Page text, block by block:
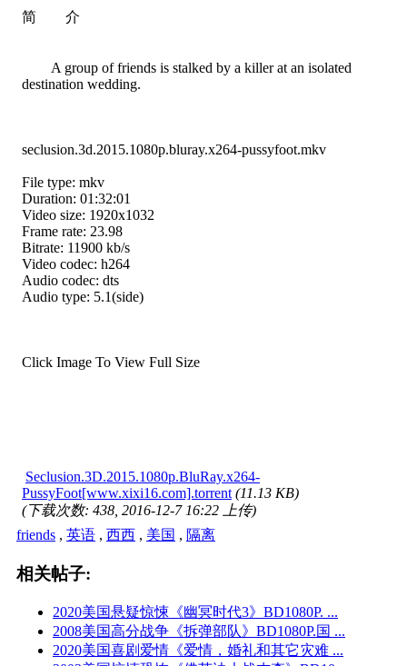
简 介
A group of friends is stalked by a killer at an isolated
destination wedding.
seclusion.3d.2015.1080p.bluray.x264-pussyfoot.mkv
File type: mkv
Duration: 01:32:01
Video size: 1920x1032
Frame rate: 23.98
Bitrate: 11900 kb/s
Video codec: h264
Audio codec: dts
Audio type: 5.1(side)
Click Image To View Full Size
Seclusion.3D.2015.1080p.BluRay.x264-
PussyFoot[www.xixi16.com].torrent (11.13 KB)
(下载次数: 438, 2016-12-7 16:22 上传)
friends , 英语 , 西西 , 美国 , 隔离
相关帖子:
2020美国悬疑惊悚《幽冥时代3》BD1080P. ...
2008美国高分战争《拆弹部队》BD1080P.国 ...
2020美国喜剧爱情《爱情，婚礼和其它灾难 ...